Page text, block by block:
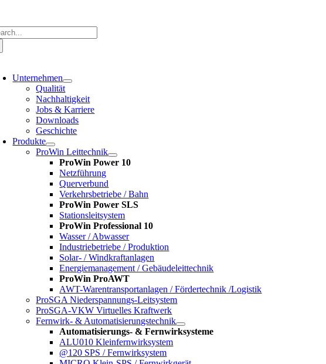
springen
Unternehmen
Qualität
Nachhaltigkeit
Jobs & Karriere
Downloads
Geschichte
Produkte
ProWin Leittechnik
ProWin Power 10
Netzführung
Querverbund
Verkehrsbetriebe / Bahn
ProWin Power SLS
Stationsleitsystem
ProWin Professional 10
Wasser / Abwasser
Industriebetriebe / Produktion
Solar- / Windkraftanlagen
Energiemanagement / Gebäudeleittechnik
ProWin ProAWT
AWT-Warentransportanlagen / Fördertechnik /Logistik
ProSGA Niederspannungs-Leitsystem
ProSGA-VKW Virtuelles Kraftwerk
Fernwirk- & Automatisierungstechnik
Automatisierungs- & Fernwirksysteme
ALU010 Kleinfernwirksystem
@120 SPS / Fernwirksystem